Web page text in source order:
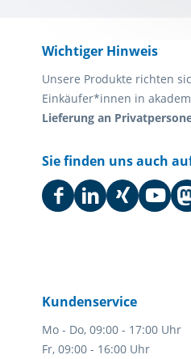
Wichtiger Hinweis
Unsere Produkte richten
Einkäufer*innen in
Lieferung an
Sie finden uns auch
Kundenservice
Mo - Do, 09:00 - 17:00 Uhr
Fr, 09:00 - 16:00 Uhr